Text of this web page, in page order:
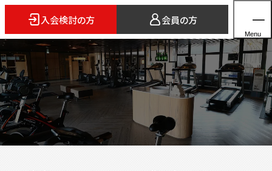
入会検討の方 会員の方
Menu
ホーム
店舗検索